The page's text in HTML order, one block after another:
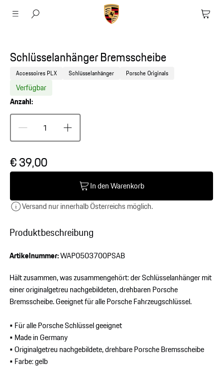
Produktbeschreibung
Artikelnummer:WAP0503700PSAB
Hält zusammen, was zusammengehört: der Schlüsselanhänger mit
einer originalgetreu nachgebildeten, drehbaren Porsche
Bremsscheibe. Geeignet für alle Porsche Fahrzeugschlüssel.
• Für alle Porsche Schlüssel geeignet
• Made in Germany
• Originalgetreu nachgebildete, drehbare Porsche Bremsscheibe
• Farbe: gelb
Schlüsselanhänger Bremsscheibe
Accessoires PLX Schlüsselanhänger Porsche Originals
Verfügbar
Anzahl:
€ 39,00
In den Warenkorb
Versand nur innerhalb Österreichs möglich.